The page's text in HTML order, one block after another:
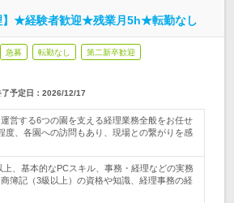
】★経験者歓迎★残業月5h★転勤なし
急募 転勤なし 第二新卒歓迎
予定日： 2026/12/17
営する6つの園を支える経理業務全般をお任せ
度、各園への訪問もあり、現場との繋がりを感
上、基本的なPCスキル、事務・経理などの実務
簿記（3級以上）の資格や知識、経理事務の経